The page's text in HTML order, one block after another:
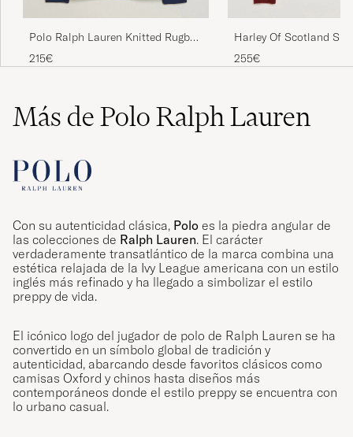
Polo Ralph Lauren Knitted Rugby
Pullover Newport Navy Multi
215€
Harley Of Scotland
Lambswool Rugby
255€
Más de Polo Ralph Lauren
Con su autenticidad clásica, Polo es la piedra angular de
las colecciones de Ralph Lauren. El carácter
verdaderamente transatlántico de la marca combina una
estética relajada de la Ivy League americana con un estilo
inglés más refinado y ha llegado a simbolizar el estilo
preppy de vida.
El icónico logo del jugador de polo de Ralph Lauren se ha
convertido en un símbolo global de tradición y
autenticidad, abarcando desde favoritos clásicos como
camisas Oxford y chinos hasta diseños más
contemporáneos donde el estilo preppy se encuentra con
lo urbano casual.